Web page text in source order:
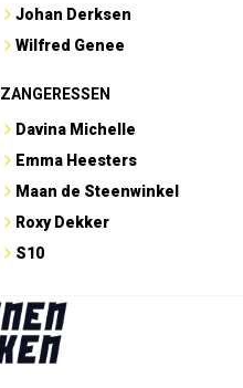
Johan Derksen
Wilfred Genee
ZANGERESSEN
Davina Michelle
Emma Heesters
Maan de Steenwinkel
Roxy Dekker
S10